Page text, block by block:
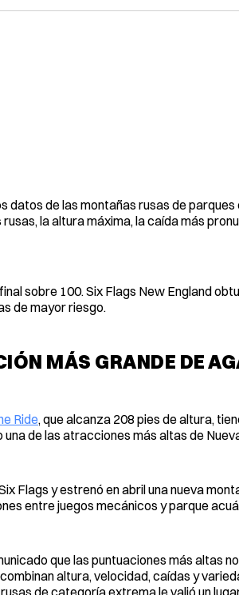
datos de las montañas rusas de
la altura máxima, la caída más
sobre 100. Six Flags New England
de mayor riesgo.
MÁS GRANDE DE
Ride, que alcanza 208 pies de altura,
una de las atracciones más altas de
Flags y estrenó en abril una nueva
entre juegos mecánicos y parque
que las puntuaciones más altas
altura, velocidad, caídas y
de categoría extrema le valió un